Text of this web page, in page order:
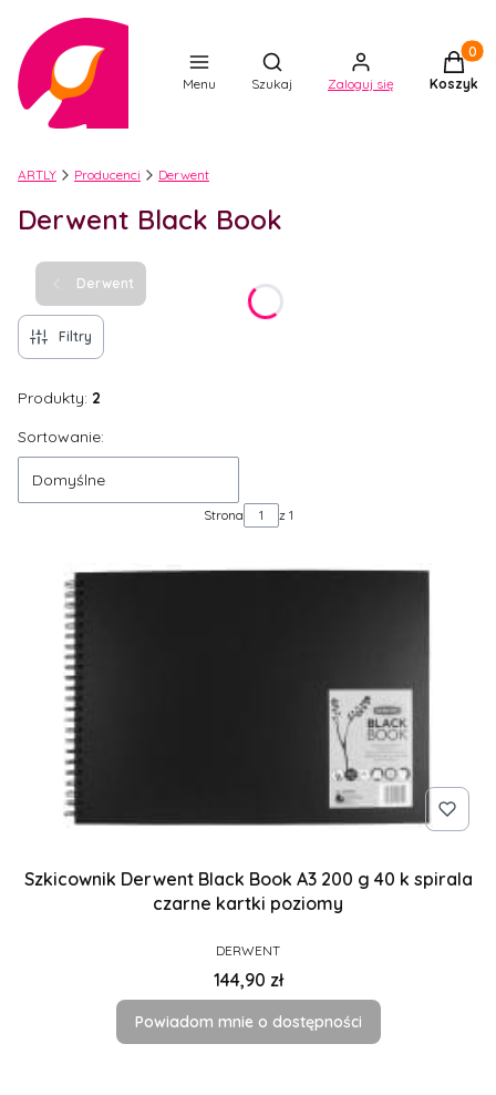
Menu
Otwórz wyszukiwarkę
Szukaj Zaloguj się Koszyk
ARTLY Producenci Derwent
Derwent Black Book
Derwent
Filtry
Produkty: 2
Lista produktów
Sortowanie:
Domyślne
Strona z 1
Szkicownik Derwent Black Book A3 200 g 40 k spirala
czarne kartki poziomy
PRODUCENT
DERWENT
Cena
144,90 zł
Powiadom mnie o dostępności